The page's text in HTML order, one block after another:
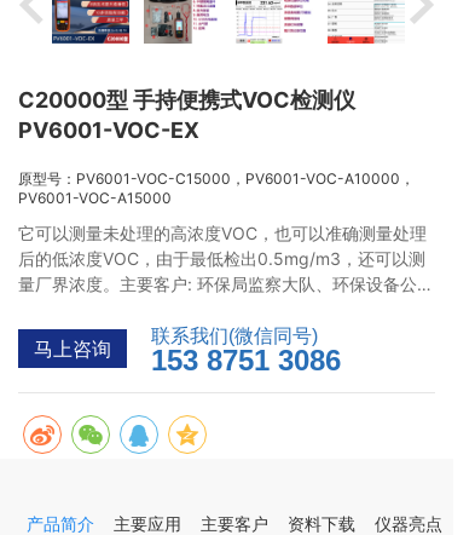
C20000型 手持便携式VOC检测仪
PV6001-VOC-EX
原型号：PV6001-VOC-C15000，PV6001-VOC-A10000，
PV6001-VOC-A15000
它可以测量未处理的高浓度VOC，也可以准确测量处理
后的低浓度VOC，由于最低检出0.5mg/m3，还可以测
量厂界浓度。主要客户: 环保局监察大队、环保设备公
马上咨询 联系我们(微信同号)
153 8751 3086
产品简介 主要应用 主要客户 资料下载 仪器亮点